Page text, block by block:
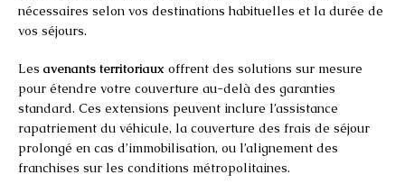
nécessaires selon vos destinations habituelles et la durée de
vos séjours.
Les avenants territoriaux offrent des solutions sur mesure
pour étendre votre couverture au-delà des garanties
standard. Ces extensions peuvent inclure l’assistance
rapatriement du véhicule, la couverture des frais de séjour
prolongé en cas d’immobilisation, ou l’alignement des
franchises sur les conditions métropolitaines.